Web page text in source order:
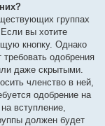
группах
вы хотите
кнопку. Однако
одобрения
даже скрытыми.
членство в ней,
одобрение на
вступление,
должен будет